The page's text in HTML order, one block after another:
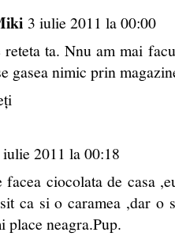
3 iulie 2011 la 00:00
ta. Nnu am mai
gasea nimic prin
iulie 2011 la 00:18
facea ciocolata de casa
ca si o caramea ,dar o
place neagra.Pup.